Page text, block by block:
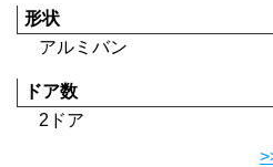
形状
アルミバン
ドア数
2ドア